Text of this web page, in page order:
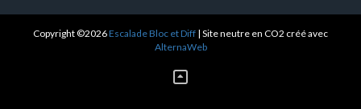
Copyright ©2026Escalade Bloc et Diff | Site neutre en CO2 créé avec
AlternaWeb